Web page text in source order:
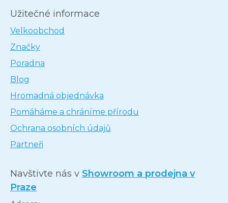
Užitečné informace
Velkoobchod
Značky
Poradna
Blog
Hromadná objednávka
Pomáháme a chráníme přírodu
Ochrana osobních údajů
Partneři
Navštivte nás v Showroom a prodejna v
Praze